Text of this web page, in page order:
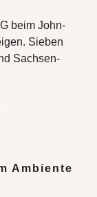
beim John-
Sieben
Sachsen-
Ambiente